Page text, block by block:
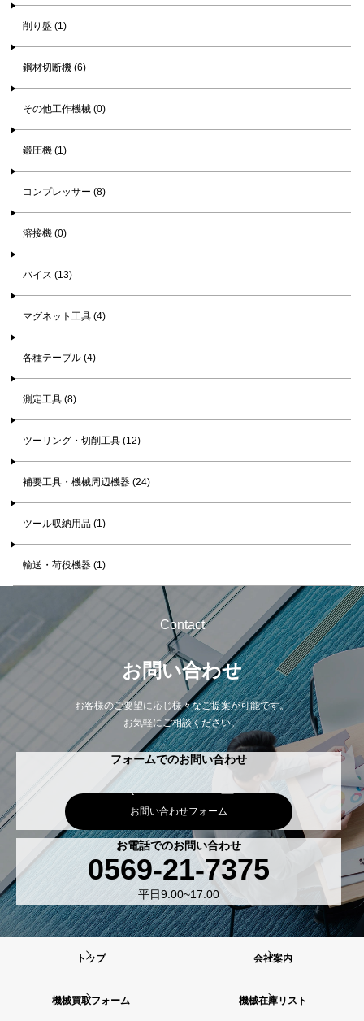
削り盤 (1)
鋼材切断機 (6)
その他工作機械 (0)
鍛圧機 (1)
コンプレッサー (8)
溶接機 (0)
バイス (13)
マグネット工具 (4)
各種テーブル (4)
測定工具 (8)
ツーリング・切削工具 (12)
補要工具・機械周辺機器 (24)
ツール収納用品 (1)
輸送・荷役機器 (1)
Contact
お問い合わせ
お客様のご要望に応じ様々なご提案が可能です。
お気軽にご相談ください。
フォームでのお問い合わせ
お問い合わせフォーム
お電話でのお問い合わせ
0569-21-7375
平日9:00~17:00
トップ 会社案内
機械買取フォーム 機械在庫リスト